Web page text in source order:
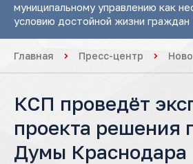
муниципальному управлению как
условию достойной жизни граждан
Главная Пресс-центр
КСП проведёт
проекта решения
Думы Краснодара